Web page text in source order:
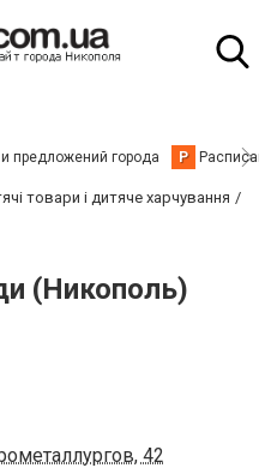
предложений города Р
товари і дитяче харчування
(Никополь)
42